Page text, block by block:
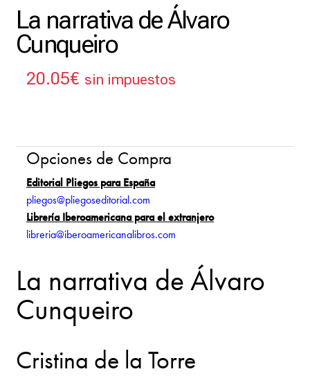
La narrativa de Álvaro
Cunqueiro
20.05€ sin impuestos
Opciones de Compra
Editorial Pliegos para España
pliegos@pliegoseditorial.com
Librería Iberoamericana para el extranjero
libreria@iberoamericanalibros.com
La narrativa de Álvaro
Cunqueiro
Cristina de la Torre